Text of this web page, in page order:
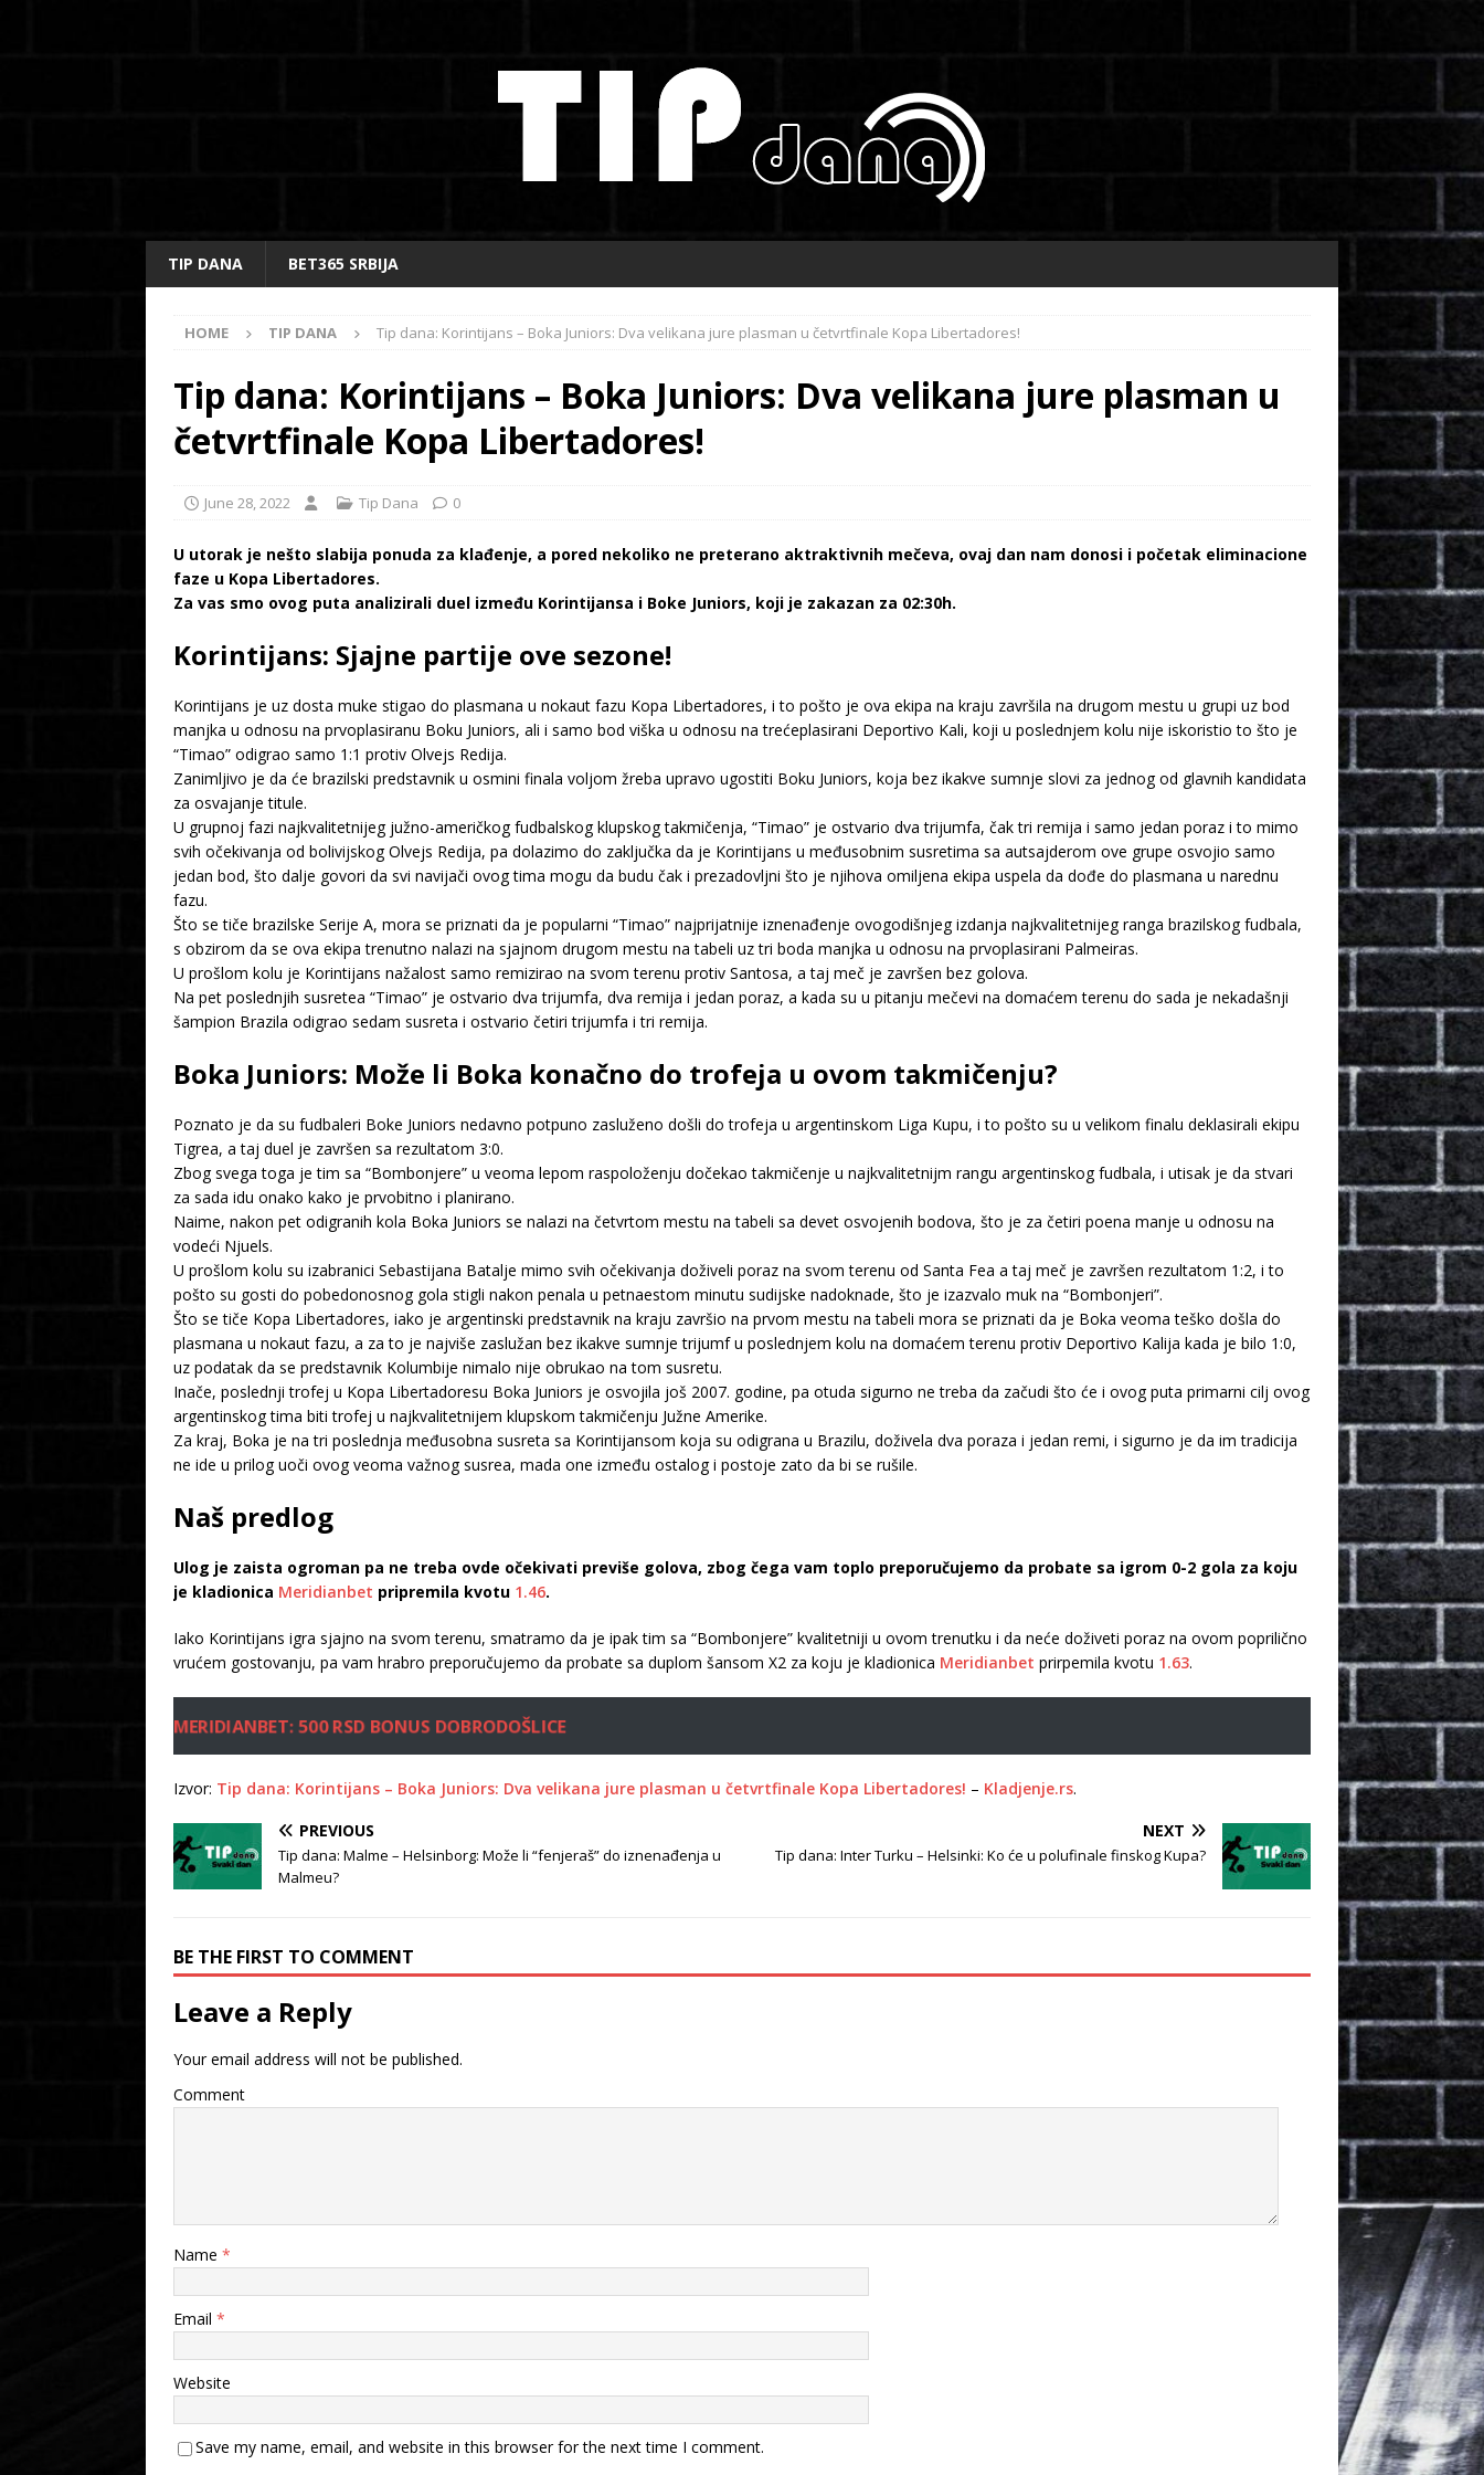
TIP DANA BET365 SRBIJA
HOME TIP DANA Tip dana: Korintijans – Boka Juniors: Dva velikana jure plasman u četvrtfinale Kopa Libertadores!
Tip dana: Korintijans – Boka Juniors: Dva velikana jure plasman u
četvrtfinale Kopa Libertadores!
June 28, 2022 Tip Dana 0
U utorak je nešto slabija ponuda za klađenje, a pored nekoliko ne preterano aktraktivnih mečeva, ovaj dan nam donosi i početak eliminacione
faze u Kopa Libertadores.
Za vas smo ovog puta analizirali duel između Korintijansa i Boke Juniors, koji je zakazan za 02:30h.
Korintijans: Sjajne partije ove sezone!
Korintijans je uz dosta muke stigao do plasmana u nokaut fazu Kopa Libertadores, i to pošto je ova ekipa na kraju završila na drugom mestu u grupi uz bod
manjka u odnosu na prvoplasiranu Boku Juniors, ali i samo bod viška u odnosu na trećeplasirani Deportivo Kali, koji u poslednjem kolu nije iskoristio to što je
“Timao” odigrao samo 1:1 protiv Olvejs Redija.
Zanimljivo je da će brazilski predstavnik u osmini finala voljom žreba upravo ugostiti Boku Juniors, koja bez ikakve sumnje slovi za jednog od glavnih kandidata
za osvajanje titule.
U grupnoj fazi najkvalitetnijeg južno-američkog fudbalskog klupskog takmičenja, “Timao” je ostvario dva trijumfa, čak tri remija i samo jedan poraz i to mimo
svih očekivanja od bolivijskog Olvejs Redija, pa dolazimo do zaključka da je Korintijans u međusobnim susretima sa autsajderom ove grupe osvojio samo
jedan bod, što dalje govori da svi navijači ovog tima mogu da budu čak i prezadovljni što je njihova omiljena ekipa uspela da dođe do plasmana u narednu
fazu.
Što se tiče brazilske Serije A, mora se priznati da je popularni “Timao” najprijatnije iznenađenje ovogodišnjeg izdanja najkvalitetnijeg ranga brazilskog fudbala,
s obzirom da se ova ekipa trenutno nalazi na sjajnom drugom mestu na tabeli uz tri boda manjka u odnosu na prvoplasirani Palmeiras.
U prošlom kolu je Korintijans nažalost samo remizirao na svom terenu protiv Santosa, a taj meč je završen bez golova.
Na pet poslednjih susretea “Timao” je ostvario dva trijumfa, dva remija i jedan poraz, a kada su u pitanju mečevi na domaćem terenu do sada je nekadašnji
šampion Brazila odigrao sedam susreta i ostvario četiri trijumfa i tri remija.
Boka Juniors: Može li Boka konačno do trofeja u ovom takmičenju?
Poznato je da su fudbaleri Boke Juniors nedavno potpuno zasluženo došli do trofeja u argentinskom Liga Kupu, i to pošto su u velikom finalu deklasirali ekipu
Tigrea, a taj duel je završen sa rezultatom 3:0.
Zbog svega toga je tim sa “Bombonjere” u veoma lepom raspoloženju dočekao takmičenje u najkvalitetnijm rangu argentinskog fudbala, i utisak je da stvari
za sada idu onako kako je prvobitno i planirano.
Naime, nakon pet odigranih kola Boka Juniors se nalazi na četvrtom mestu na tabeli sa devet osvojenih bodova, što je za četiri poena manje u odnosu na
vodeći Njuels.
U prošlom kolu su izabranici Sebastijana Batalje mimo svih očekivanja doživeli poraz na svom terenu od Santa Fea a taj meč je završen rezultatom 1:2, i to
pošto su gosti do pobedonosnog gola stigli nakon penala u petnaestom minutu sudijske nadoknade, što je izazvalo muk na “Bombonjeri”.
Što se tiče Kopa Libertadores, iako je argentinski predstavnik na kraju završio na prvom mestu na tabeli mora se priznati da je Boka veoma teško došla do
plasmana u nokaut fazu, a za to je najviše zaslužan bez ikakve sumnje trijumf u poslednjem kolu na domaćem terenu protiv Deportivo Kalija kada je bilo 1:0,
uz podatak da se predstavnik Kolumbije nimalo nije obrukao na tom susretu.
Inače, poslednji trofej u Kopa Libertadoresu Boka Juniors je osvojila još 2007. godine, pa otuda sigurno ne treba da začudi što će i ovog puta primarni cilj ovog
argentinskog tima biti trofej u najkvalitetnijem klupskom takmičenju Južne Amerike.
Za kraj, Boka je na tri poslednja međusobna susreta sa Korintijansom koja su odigrana u Brazilu, doživela dva poraza i jedan remi, i sigurno je da im tradicija
ne ide u prilog uoči ovog veoma važnog susrea, mada one između ostalog i postoje zato da bi se rušile.
Naš predlog
Ulog je zaista ogroman pa ne treba ovde očekivati previše golova, zbog čega vam toplo preporučujemo da probate sa igrom 0-2 gola za koju
je kladionica Meridianbet pripremila kvotu 1.46.
Iako Korintijans igra sjajno na svom terenu, smatramo da je ipak tim sa “Bombonjere” kvalitetniji u ovom trenutku i da neće doživeti poraz na ovom poprilično
vrućem gostovanju, pa vam hrabro preporučujemo da probate sa duplom šansom X2 za koju je kladionica Meridianbet prirpemila kvotu 1.63.
MERIDIANBET: 500 RSD BONUS DOBRODOŠLICE
Izvor: Tip dana: Korintijans – Boka Juniors: Dva velikana jure plasman u četvrtfinale Kopa Libertadores! – Kladjenje.rs.
PREVIOUS
Tip dana: Malme – Helsinborg: Može li “fenjeraš” do iznenađenja u
Malmeu?
NEXT
Tip dana: Inter Turku – Helsinki: Ko će u polufinale finskog Kupa?
BE THE FIRST TO COMMENT
Leave a Reply
Your email address will not be published.
Comment
Name *
Email *
Website
Save my name, email, and website in this browser for the next time I comment.